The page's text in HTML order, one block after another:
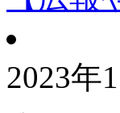
2023年